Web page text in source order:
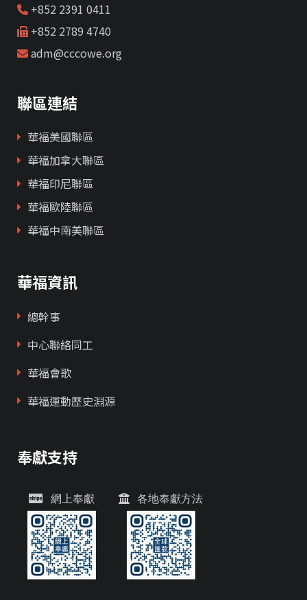
+852 2391 0411
+852 2789 4740
adm@cccowe.org
聯區連結
華福美國聯區
華福加拿大聯區
華福印尼聯區
華福歐陸聯區
華福中南美聯區
華福資訊
總幹事
中心聯絡同工
華福會歌
華福運動歷史淵源
奉獻支持
網上奉獻 各地奉獻方法